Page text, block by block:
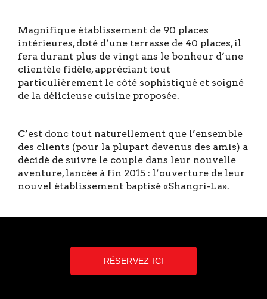
Magnifique établissement de 90 places
intérieures, doté d’une terrasse de 40 places, il
fera durant plus de vingt ans le bonheur d’une
clientèle fidèle, appréciant tout
particulièrement le côté sophistiqué et soigné
de la délicieuse cuisine proposée.
C’est donc tout naturellement que l’ensemble
des clients (pour la plupart devenus des amis) a
décidé de suivre le couple dans leur nouvelle
aventure, lancée à fin 2015 : l’ouverture de leur
nouvel établissement baptisé «Shangri-La».
RÉSERVEZ ICI